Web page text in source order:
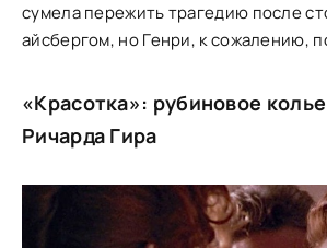
сумела пережить трагедию после
айсбергом, но Генри, к сожалению,
«Красотка»: рубиновое
Ричарда Гира